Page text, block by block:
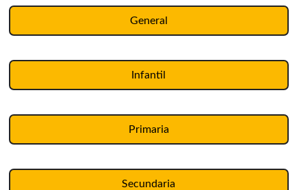
General
Infantil
Primaria
Secundaria